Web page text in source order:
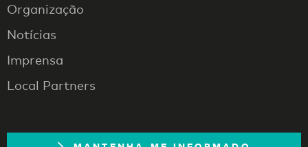
Organização
Notícias
Imprensa
Local Partners